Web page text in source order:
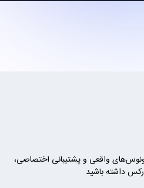
واقعی و پشتیبانی اختصاصی،